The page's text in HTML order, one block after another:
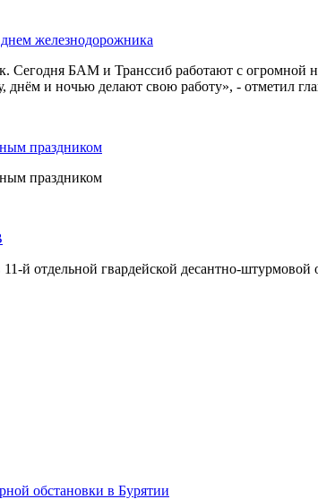
железнодорожника
БАМ и Транссиб работают с огромной
и ночью делают свою работу», - отметил
праздником
праздником
й отдельной гвардейской десантно-
обстановки в Бурятии